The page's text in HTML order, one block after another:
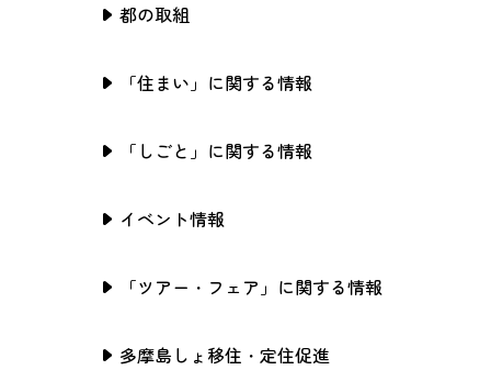
都の取組
「住まい」に関する情報
「しごと」に関する情報
イベント情報
「ツアー・フェア」に関する情報
多摩島しょ移住・定住促進